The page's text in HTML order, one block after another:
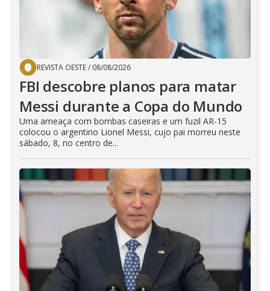
REVISTA OESTE/ 08/08/2026
FBI descobre planos para matar
Messi durante a Copa do Mundo
Uma ameaça com bombas caseiras e um fuzil AR-15
colocou o argentino Lionel Messi, cujo pai morreu neste
sábado, 8, no centro de...